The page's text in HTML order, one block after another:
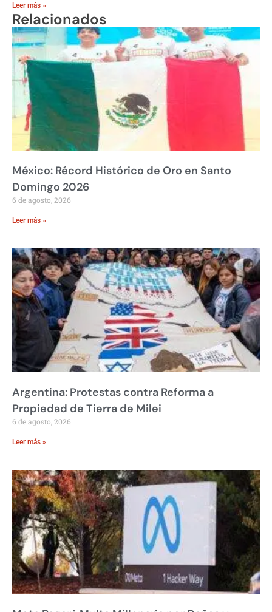
Leer más »
Relacionados
México: Récord Histórico de Oro en Santo
Domingo 2026
6 de agosto, 2026
Leer más »
Argentina: Protestas contra Reforma a
Propiedad de Tierra de Milei
6 de agosto, 2026
Leer más »